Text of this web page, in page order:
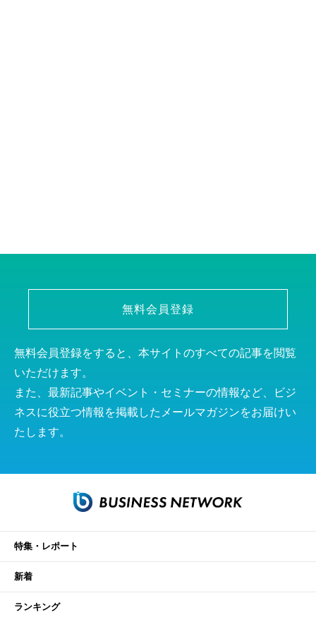
無料会員登録
無料会員登録をすると、本サイトのすべての記事を閲覧
いただけます。
また、最新記事やイベント・セミナーの情報など、ビジ
ネスに役立つ情報を掲載したメールマガジンをお届けい
たします。
特集・レポート
新着
ランキング